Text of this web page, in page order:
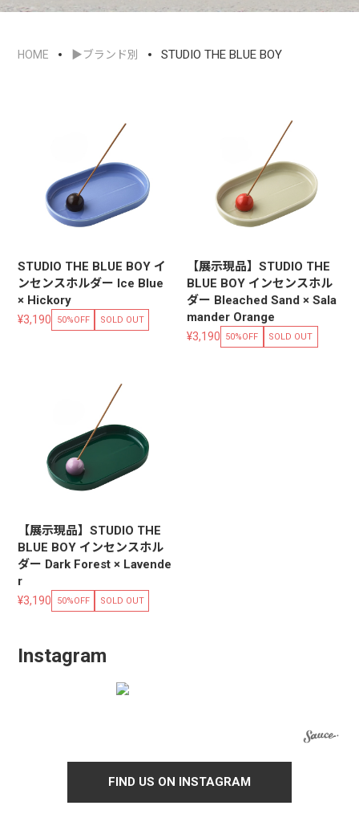
HOME ▶︎ブランド別 STUDIO THE BLUE BOY
STUDIO THE BLUE BOY イ
ンセンスホルダー Ice Blue
× Hickory
¥3,190 50%OFF SOLD OUT
【展示現品】STUDIO THE
BLUE BOY インセンスホル
ダー Bleached Sand × Sala
mander Orange
¥3,190 50%OFF SOLD OUT
【展示現品】STUDIO THE
BLUE BOY インセンスホル
ダー Dark Forest × Lavende
r
¥3,190 50%OFF SOLD OUT
Instagram
FIND US ON INSTAGRAM